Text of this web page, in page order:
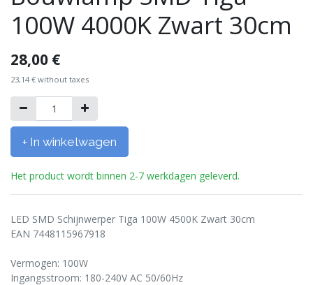
100W 4000K Zwart 30cm
28,00 €
23,14 € without taxes
+ In winkelwagen
Het product wordt binnen 2-7 werkdagen geleverd.
LED SMD Schijnwerper Tiga 100W 4500K Zwart 30cm
EAN 7448115967918
Vermogen: 100W
Ingangsstroom: 180-240V AC 50/60Hz